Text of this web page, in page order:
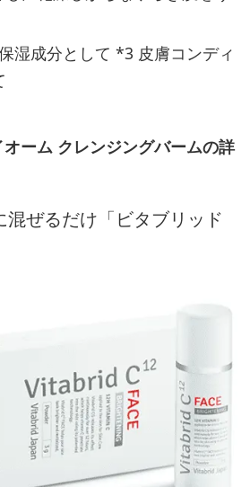
成分として *3 皮膚コンディ
オーム クレンジングバームの詳
混ぜるだけ「ビタブリッド